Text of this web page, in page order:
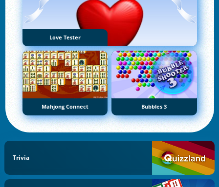
Love Tester
Mahjong Connect Bubbles 3
Trivia